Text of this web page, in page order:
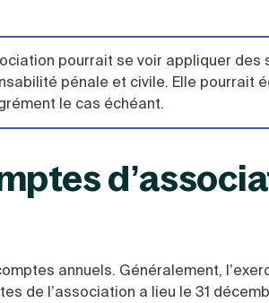
pourrait se voir appliquer des
pénale et civile. Elle pourrait
le cas échéant.
annuels. Généralement,
de l’association a lieu le 31